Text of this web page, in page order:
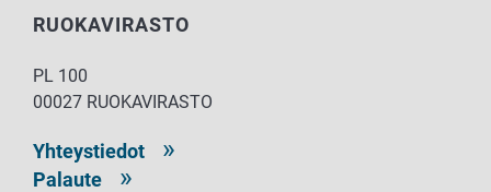
RUOKAVIRASTO
PL 100
00027 RUOKAVIRASTO
Yhteystiedot
Palaute